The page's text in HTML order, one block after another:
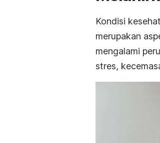
Kondisi
merupakan
mengalami
stres,